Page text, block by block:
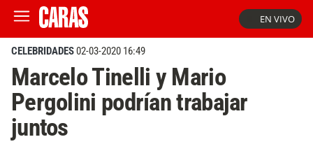
EN VIVO
CELEBRIDADES02-03-2020 16:49
Marcelo Tinelli y Mario
Pergolini podrían trabajar
juntos